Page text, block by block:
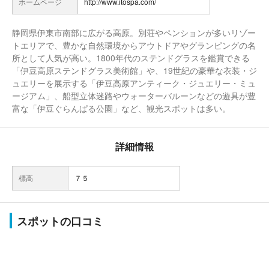
静岡県伊東市南部に広がる高原。別荘やペンションが多いリゾー
トエリアで、豊かな自然環境からアウトドアやグランピングの名
所として人気が高い。1800年代のステンドグラスを鑑賞できる
「伊豆高原ステンドグラス美術館」や、19世紀の豪華な衣装・ジ
ュエリーを展示する「伊豆高原アンティーク・ジュエリー・ミュ
ージアム」、船型立体迷路やウォーターバルーンなどの遊具が豊
富な「伊豆ぐらんぱる公園」など、観光スポットは多い。
詳細情報
標高 ７５
スポットの口コミ